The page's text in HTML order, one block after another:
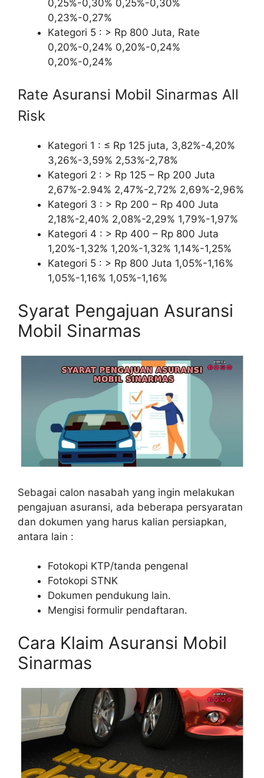
0,25%-0,30% 0,25%-0,30%
0,23%-0,27%
Kategori 5 : > Rp 800 Juta, Rate
0,20%-0,24% 0,20%-0,24%
0,20%-0,24%
Rate Asuransi Mobil Sinarmas All
Risk
Kategori 1 : ≤ Rp 125 juta, 3,82%-4,20%
3,26%-3,59% 2,53%-2,78%
Kategori 2 : > Rp 125 – Rp 200 Juta
2,67%-2.94% 2,47%-2,72% 2,69%-2,96%
Kategori 3 : > Rp 200 – Rp 400 Juta
2,18%-2,40% 2,08%-2,29% 1,79%-1,97%
Kategori 4 : > Rp 400 – Rp 800 Juta
1,20%-1,32% 1,20%-1,32% 1,14%-1,25%
Kategori 5 : > Rp 800 Juta 1,05%-1,16%
1,05%-1,16% 1,05%-1,16%
Syarat Pengajuan Asuransi
Mobil Sinarmas
Sebagai calon nasabah yang ingin melakukan
pengajuan asuransi, ada beberapa persyaratan
dan dokumen yang harus kalian persiapkan,
antara lain :
Fotokopi KTP/tanda pengenal
Fotokopi STNK
Dokumen pendukung lain.
Mengisi formulir pendaftaran.
Cara Klaim Asuransi Mobil
Sinarmas